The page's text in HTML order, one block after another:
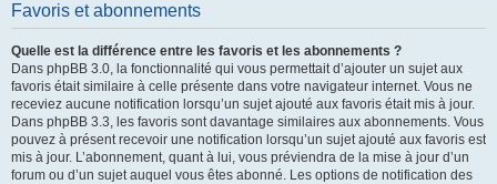
Favoris et abonnements
Quelle est la différence entre les favoris et les abonnements ?
Dans phpBB 3.0, la fonctionnalité qui vous permettait d’ajouter un sujet aux
favoris était similaire à celle présente dans votre navigateur internet. Vous ne
receviez aucune notification lorsqu’un sujet ajouté aux favoris était mis à jour.
Dans phpBB 3.3, les favoris sont davantage similaires aux abonnements. Vous
pouvez à présent recevoir une notification lorsqu’un sujet ajouté aux favoris est
mis à jour. L’abonnement, quant à lui, vous préviendra de la mise à jour d’un
forum ou d’un sujet auquel vous êtes abonné. Les options de notification des